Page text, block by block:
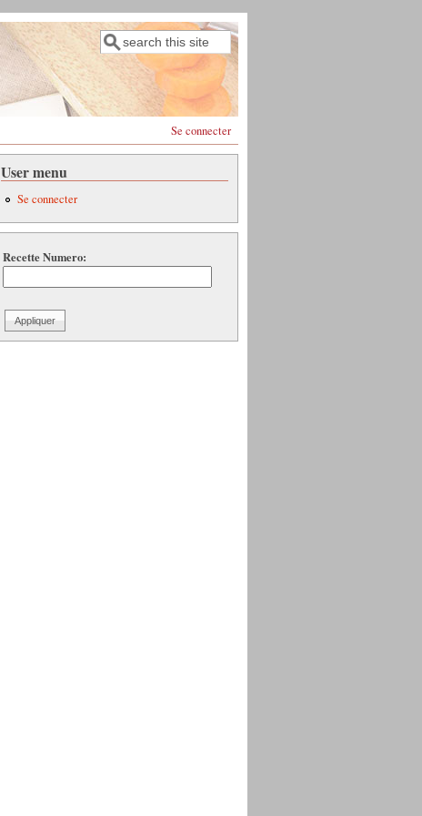
Formulaire de recherche
Rechercher
Se connecter
User menu
Se connecter
Recette Numero: